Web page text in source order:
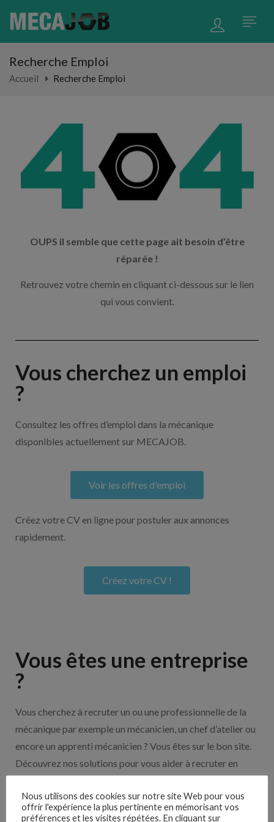
Recherche Emploi
Accueil Recherche Emploi
OUPS il semble que cette page ait besoin d’être
réparée !
Retrouvez votre chemin en cliquant ci-dessous sur le lien
qui vous convient.
Vous cherchez un emploi
?
Consultez les offres d’emploi dans la mécanique
disponibles actuellement sur MECAJOB.
Voir les offres d'emploi
Créez votre CV en ligne pour postuler aux annonces
rapidement.
Créez votre CV !
Vous êtes une entreprise
?
Vous cherchez à recruter un ou une professionnelle de la
mécanique par exemple un mécanicien, un chef d’atelier ou
encore un apprenti mécanicien ? Vous êtes sur le bon site.
Découvrez nos solutions pour vous aider à recruter en
Nous utilisons des cookies sur notre site Web pour vous
offrir l'expérience la plus pertinente en mémorisant vos
préférences et les visites répétées. En cliquant sur